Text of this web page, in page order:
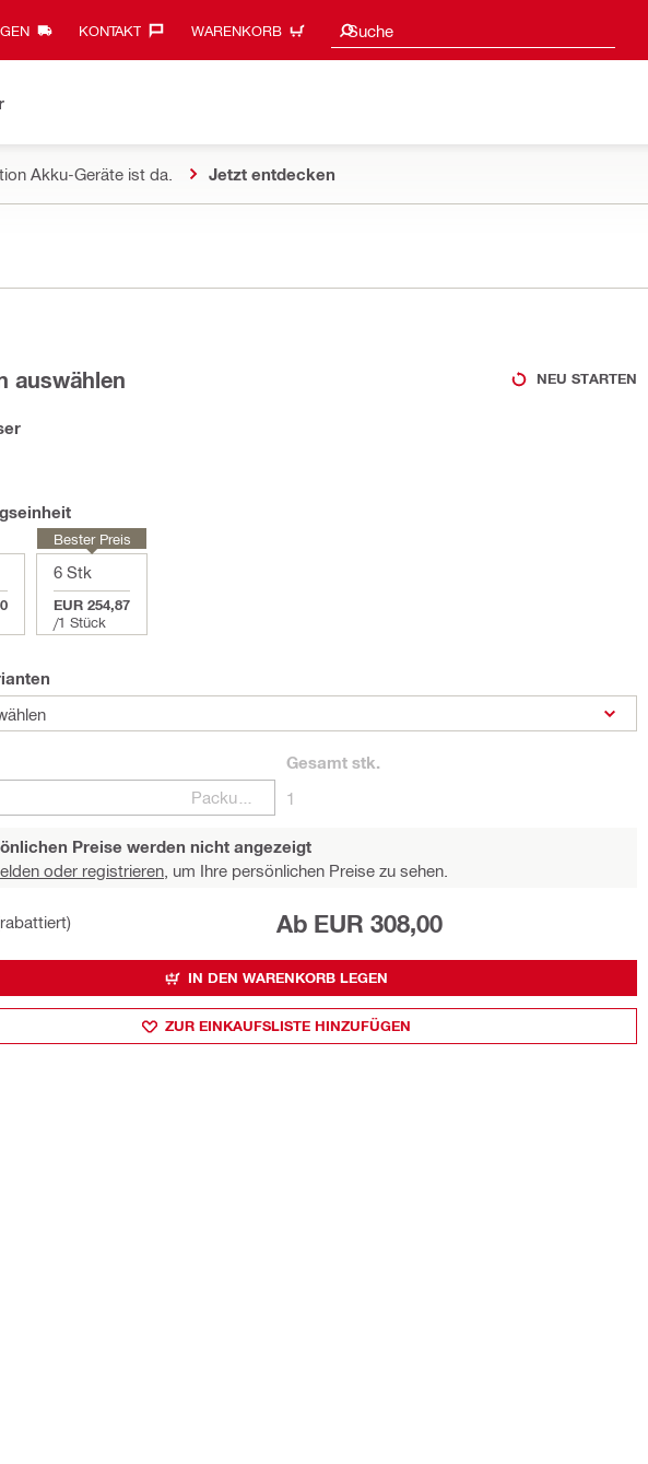
KONTAKT‎ WARENKORB Suche
Suchvorschläge
Akku-Geräte ist da. Jetzt entdecken
auswählen NEU STARTEN
6 Stk
EUR 254,87
/1 Stück
Bester Preis
Gesamt stk.
1
Preise werden nicht angezeigt
oder registrieren, um Ihre persönlichen Preise zu sehen.
Ab EUR 308,00
IN DEN WARENKORB LEGEN
ZUR EINKAUFSLISTE HINZUFÜGEN